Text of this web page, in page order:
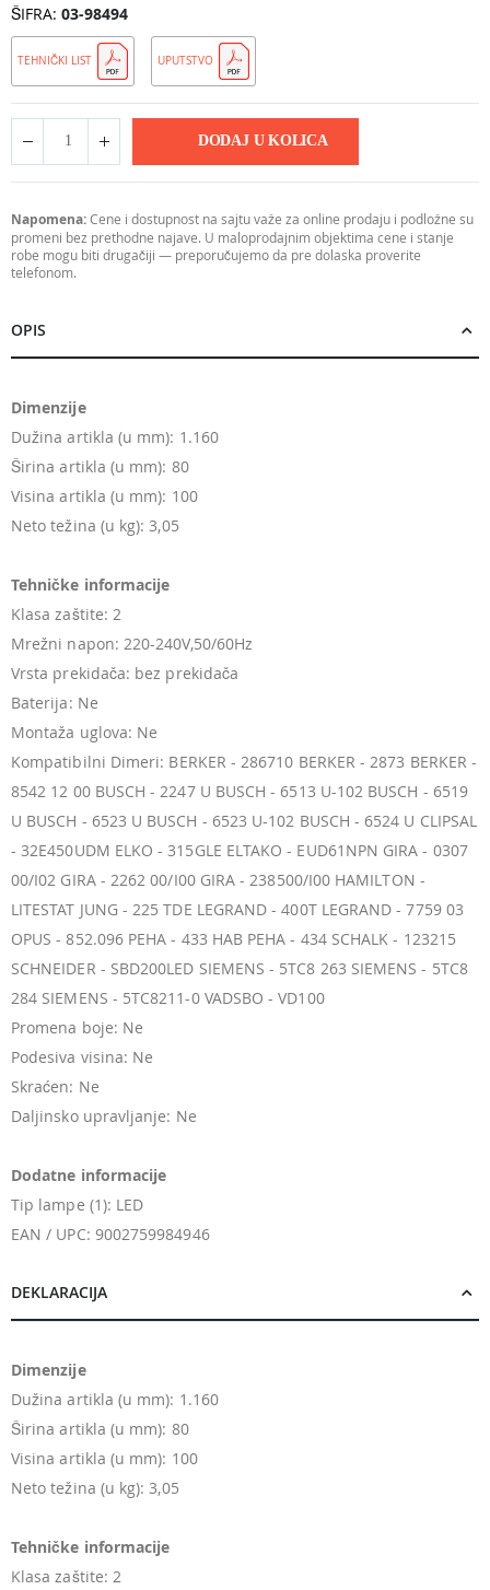
ŠIFRA 03-98494
TEHNIČKI LIST UPUTSTVO
DODAJ U KOLICA
Napomena:Cene i dostupnost na sajtu važe za online prodaju i podložne su
promeni bez prethodne najave. U maloprodajnim objektima cene i stanje
robe mogu biti drugačiji — preporučujemo da pre dolaska proverite
telefonom.
OPIS
Dimenzije
Dužina artikla (u mm): 1.160
Širina artikla (u mm): 80
Visina artikla (u mm): 100
Neto težina (u kg): 3,05
Tehničke informacije
Klasa zaštite: 2
Mrežni napon: 220-240V,50/60Hz
Vrsta prekidača: bez prekidača
Baterija: Ne
Montaža uglova: Ne
Kompatibilni Dimeri: BERKER - 286710 BERKER - 2873 BERKER -
8542 12 00 BUSCH - 2247 U BUSCH - 6513 U-102 BUSCH - 6519
U BUSCH - 6523 U BUSCH - 6523 U-102 BUSCH - 6524 U CLIPSAL
- 32E450UDM ELKO - 315GLE ELTAKO - EUD61NPN GIRA - 0307
00/I02 GIRA - 2262 00/I00 GIRA - 238500/I00 HAMILTON -
LITESTAT JUNG - 225 TDE LEGRAND - 400T LEGRAND - 7759 03
OPUS - 852.096 PEHA - 433 HAB PEHA - 434 SCHALK - 123215
SCHNEIDER - SBD200LED SIEMENS - 5TC8 263 SIEMENS - 5TC8
284 SIEMENS - 5TC8211-0 VADSBO - VD100
Promena boje: Ne
Podesiva visina: Ne
Skraćen: Ne
Daljinsko upravljanje: Ne
Dodatne informacije
Tip lampe (1): LED
EAN / UPC: 9002759984946
DEKLARACIJA
Dimenzije
Dužina artikla (u mm): 1.160
Širina artikla (u mm): 80
Visina artikla (u mm): 100
Neto težina (u kg): 3,05
Tehničke informacije
Klasa zaštite: 2